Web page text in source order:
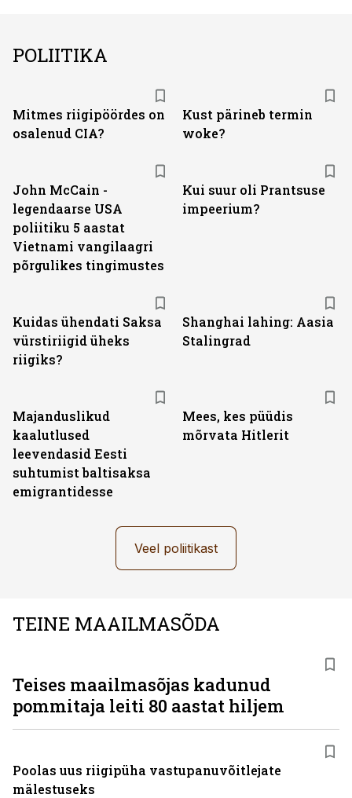
POLIITIKA
Mitmes riigipöördes on
osalenud CIA?
Kust pärineb termin
woke?
John McCain -
legendaarse USA
poliitiku 5 aastat
Vietnami vangilaagri
põrgulikes tingimustes
Kui suur oli Prantsuse
impeerium?
Kuidas ühendati Saksa
vürstiriigid üheks
riigiks?
Shanghai lahing: Aasia
Stalingrad
Majanduslikud
kaalutlused
leevendasid Eesti
suhtumist baltisaksa
emigrantidesse
Mees, kes püüdis
mõrvata Hitlerit
Veel poliitikast
TEINE MAAILMASÕDA
Teises maailmasõjas kadunud
pommitaja leiti 80 aastat hiljem
Poolas uus riigipüha vastupanuvõitlejate
mälestuseks